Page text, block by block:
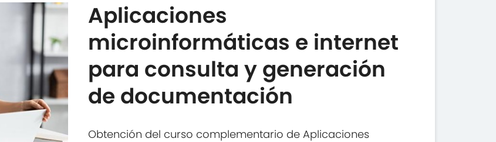
Aplicaciones
microinformáticas e internet
para consulta y generación
de documentación
Obtención del curso complementario de Aplicaciones